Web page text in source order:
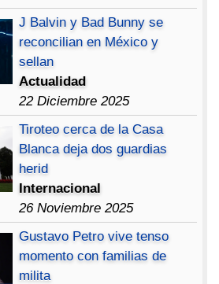
J Balvin y Bad Bunny se
reconcilian en México y
sellan
Actualidad
22 Diciembre 2025
Tiroteo cerca de la Casa
Blanca deja dos guardias
herid
Internacional
26 Noviembre 2025
Gustavo Petro vive tenso
momento con familias de
milita